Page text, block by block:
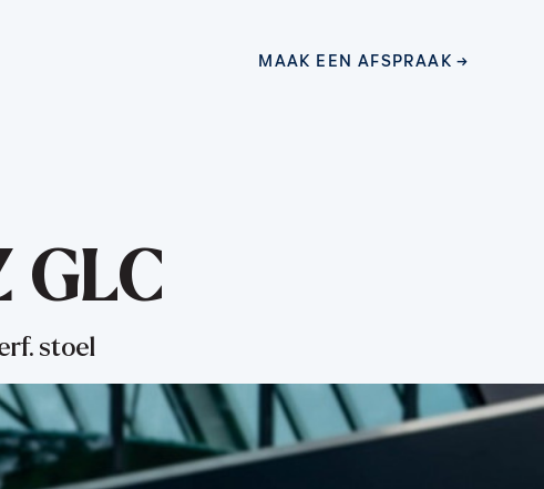
MAAK EEN AFSPRAAK
MAAK EEN AFSPRAAK
GLC
stoel